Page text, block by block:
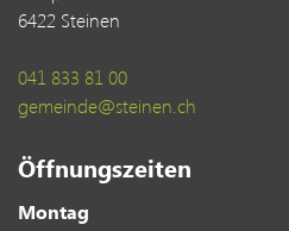
6422 Steinen
041 833 81 00
gemeinde@steinen.ch
Öffnungszeiten
Montag